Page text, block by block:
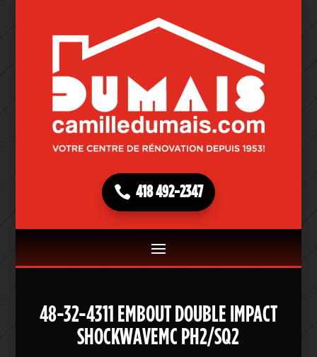
418 492-2347
48-32-4311 EMBOUT DOUBLE IMPACT
SHOCKWAVEMC PH2/SQ2